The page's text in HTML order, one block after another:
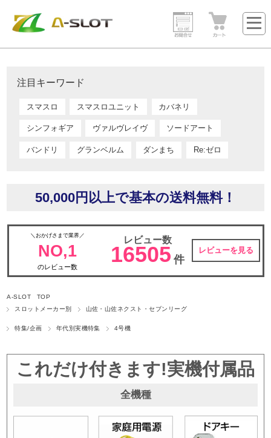
注目キーワード
スマスロ スマスロユニット カバネリ
シンフォギア ヴァルヴレイヴ ソードアート
バンドリ グランベルム ダンまち Re:ゼロ
50,000円以上で基本の送料無料！
＼おかげさまで業界／
NO,1
のレビュー数
レビュー数
16505 件
レビューを見る
A-SLOT TOP
スロットメーカー別
山佐・山佐ネクスト・セブンリーグ
特集/企画 年代別実機特集 4号機
これだけ付きます!実機付属品
全機種